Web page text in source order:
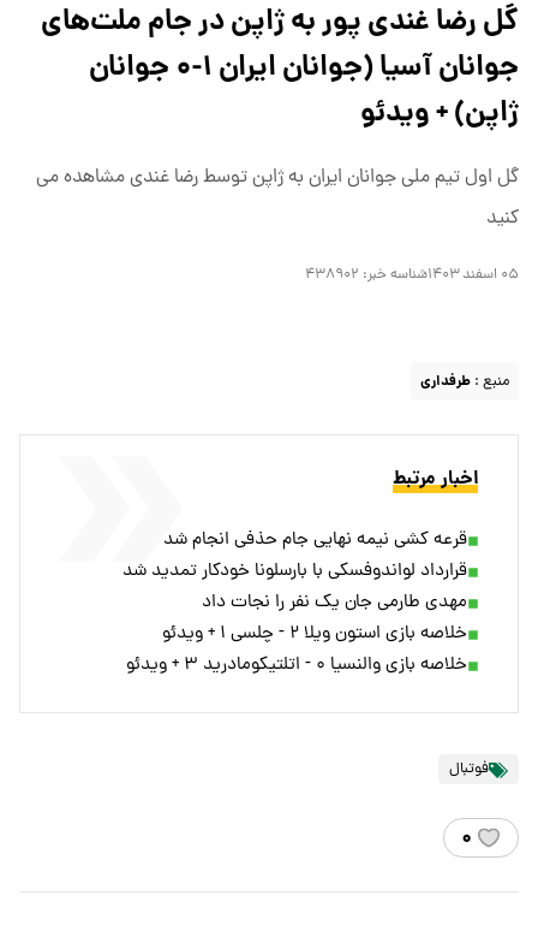
گل رضا غندی پور به ژاپن در جام ملت‌های
جوانان آسیا (جوانان ایران ۱-۰ جوانان
ژاپن) + ویدئو
گل اول تیم ملی جوانان ایران به ژاپن توسط رضا غندی مشاهده می
کنید
۰۵ اسفند ۱۴۰۳ شناسه خبر: ۴۳۸۹۰۲
منبع : طرفداری
اخبار مرتبط
قرعه کشی نیمه نهایی جام حذفی انجام شد
قرارداد لواندوفسکی با بارسلونا خودکار تمدید شد
مهدی طارمی جان یک نفر را نجات داد
خلاصه بازی استون ویلا ۲ - چلسی ۱ + ویدئو
خلاصه بازی والنسیا ۰ - اتلتیکومادرید ۳ + ویدئو
فوتبال
۰